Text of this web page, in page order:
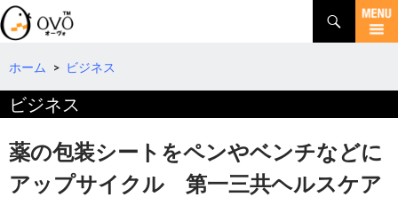
検
索
コ
テ
へ
移
動
ホーム > ビジネス
ビジネス
薬の包装シートをペンやベンチなどに
アップサイクル 第一三共ヘルスケア